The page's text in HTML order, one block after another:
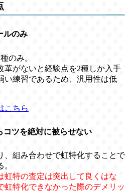
ルのみ
のみ。
革がないと経験点を2種しか入手
い練習であるため、汎用性は低
こちら
コツを絶対に被らせない
、組み合わせで虹特化することで
虹特の査定は突出して良くはな
虹特化できなかった際のデメリッ